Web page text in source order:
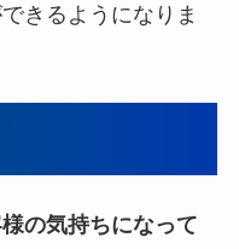
きるようになりま
の気持ちになって